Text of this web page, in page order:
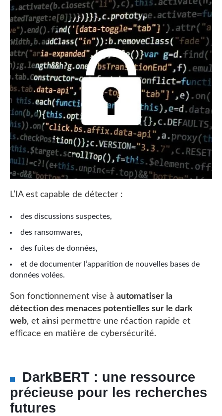
L’IA est capable de détecter :
des discussions suspectes,
des ransomwares,
des fuites de données,
et de documenter l’apparition de nouvelles bases de
données volées.
Son fonctionnement vise à automatiser la
détection des menaces potentielles sur le dark
web, et ainsi permettre une réaction rapide et
efficace en matière de cybersécurité.
DarkBERT : une ressource
précieuse pour les recherches
futures